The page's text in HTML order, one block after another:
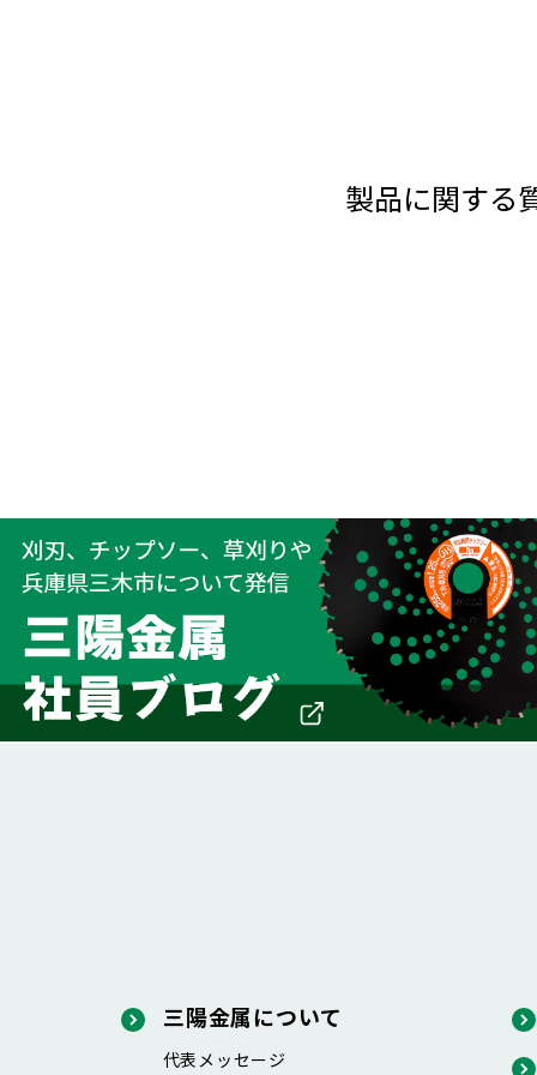
製品に関する
三陽金属について
代表メッセージ